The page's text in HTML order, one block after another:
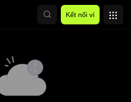
Kết nối ví